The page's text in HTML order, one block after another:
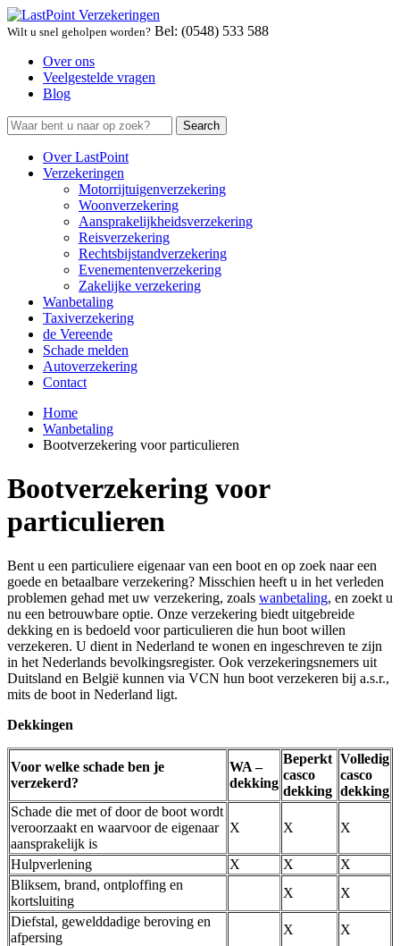
Wilt u snel geholpen worden? Bel: (0548) 533 588
Over ons
Veelgestelde vragen
Blog
Over LastPoint
Verzekeringen
Motorrijtuigenverzekering
Woonverzekering
Aansprakelijkheidsverzekering
Reisverzekering
Rechtsbijstandverzekering
Evenementenverzekering
Zakelijke verzekering
Wanbetaling
Taxiverzekering
de Vereende
Schade melden
Autoverzekering
Contact
Home
Wanbetaling
Bootverzekering voor particulieren
Bootverzekering voor
particulieren
Bent u een particuliere eigenaar van een boot en op zoek naar een
goede en betaalbare verzekering? Misschien heeft u in het verleden
problemen gehad met uw verzekering, zoals wanbetaling, en zoekt u
nu een betrouwbare optie. Onze verzekering biedt uitgebreide
dekking en is bedoeld voor particulieren die hun boot willen
verzekeren. U dient in Nederland te wonen en ingeschreven te zijn
in het Nederlands bevolkingsregister. Ook verzekeringsnemers uit
Duitsland en België kunnen via VCN hun boot verzekeren bij a.s.r.,
mits de boot in Nederland ligt.
Dekkingen
Voor welke schade ben je
verzekerd?
WA –
dekking
Beperkt
casco
dekking
Volledig
casco
dekking
Schade die met of door de boot wordt
veroorzaakt en waarvoor de eigenaar
aansprakelijk is
X X X
Hulpverlening X X
X
Bliksem, brand, ontploffing en
kortsluiting
X
X
Diefstal, gewelddadige beroving en
afpersing
X
X